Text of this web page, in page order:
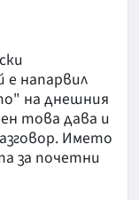
е напарвил
на днешния
това дава и
Името
за почетни